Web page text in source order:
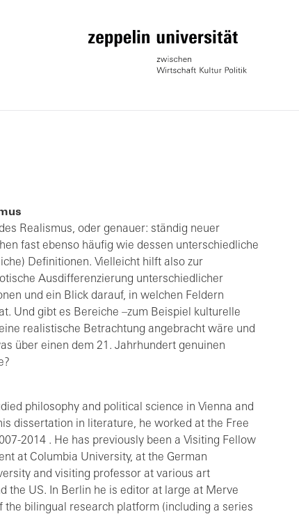
Realismus, oder genauer: ständig neuer
fast ebenso häufig wie dessen unterschiedliche
Definitionen. Vielleicht hilft also zur
Ausdifferenzierung unterschiedlicher
und ein Blick darauf, in welchen Feldern
Und gibt es Bereiche –zum Beispiel kulturelle
realistische Betrachtung angebracht wäre und
über einen dem 21. Jahrhundert genuinen
philosophy and political science in Vienna and
dissertation in literature, he worked at the Free
2014 . He has previously been a Visiting Fellow
at Columbia University, at the German
and visiting professor at various art
the US. In Berlin he is editor at large at Merve
the bilingual research platform (including a series